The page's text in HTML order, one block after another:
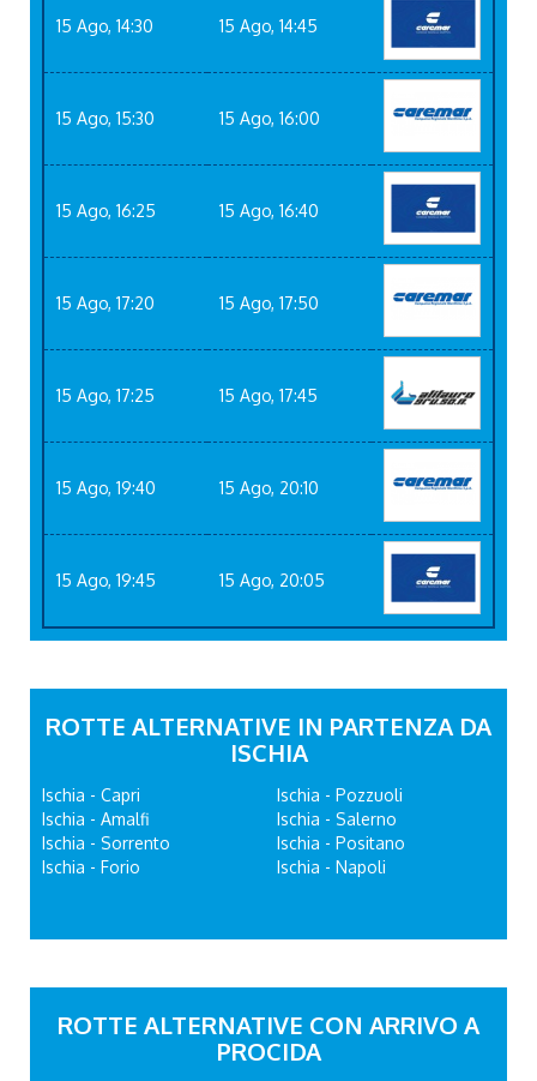
15 Ago, 14:30 15 Ago, 14:45
15 Ago, 15:30 15 Ago, 16:00
15 Ago, 16:25 15 Ago, 16:40
15 Ago, 17:20 15 Ago, 17:50
15 Ago, 17:25 15 Ago, 17:45
15 Ago, 19:40 15 Ago, 20:10
15 Ago, 19:45 15 Ago, 20:05
ROTTE ALTERNATIVE IN PARTENZA DA
ISCHIA
Ischia - Capri
Ischia - Amalfi
Ischia - Sorrento
Ischia - Forio
Ischia - Pozzuoli
Ischia - Salerno
Ischia - Positano
Ischia - Napoli
ROTTE ALTERNATIVE CON ARRIVO A
PROCIDA